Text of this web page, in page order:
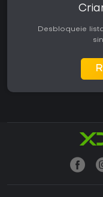
Desbloqueie